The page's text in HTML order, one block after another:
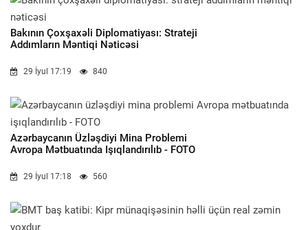
Bakının Çoxşaxəli Diplomatiyası: Strateji
Addımların Məntiqi Nəticəsi
29 İyul 17:19 840
Azərbaycanın Üzləşdiyi Mina Problemi
Avropa Mətbuatında Işıqlandırılıb - FOTO
29 İyul 17:18 560